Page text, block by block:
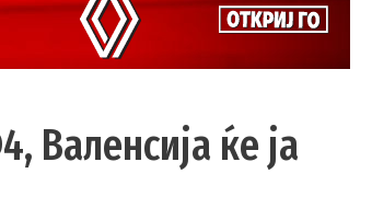
Валенсија ќе ја